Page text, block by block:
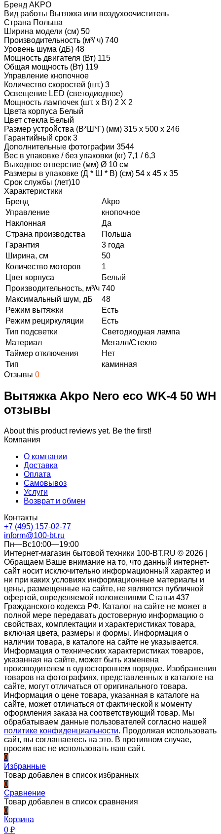
Бренд AKPO
Вид работы Вытяжка или воздухоочиститель
Страна Польша
Ширина модели (см) 50
Производительность (м³/ ч) 740
Уровень шума (дБ) 48
Мощность двигателя (Вт) 115
Общая мощность (Вт) 119
Управление кнопочное
Количество скоростей (шт.) 3
Освещение LED (светодиодное)
Мощность лампочек (шт. х Вт) 2 Х 2
Цвета корпуса Белый
Цвет стекла Белый
Размер устройства (В*Ш*Г) (мм) 315 x 500 x 246
Гарантийный срок 3
Дополнительные фотографии 3544
Вес в упаковке / без упаковки (кг) 7,1 / 6,3
Выходное отверстие (мм) Ø 10 см
Размеры в упаковке (Д * Ш * В) (см) 54 х 45 х 35
Срок службы (лет)10
Характеристики
Бренд
Akpo
Управление
кнопочное
Наклонная
Да
Страна производства
Польша
Гарантия
3 года
Ширина, см
50
Количество моторов
1
Цвет корпуса
Белый
Производительность, м³/ч 740
Максимальный шум, дБ
48
Режим вытяжки
Есть
Режим рециркуляции
Есть
Тип подсветки
Светодиодная лампа
Материал
Металл/Стекло
Таймер отключения
Нет
Тип
каминная
Отзывы 0
Вытяжка Akpo Nero eco WK-4 50 WH
отзывы
About this product reviews yet. Be the first!
Компания
О компании
Доставка
Оплата
Самовывоз
Услуги
Возврат и обмен
Контакты
+7 (495) 157-02-77
inform@100-bt.ru
Пн—Вс10:00—19:00
Интернет-магазин бытовой техники 100-BT.RU © 2026 |
Обращаем Ваше внимание на то, что данный интернет-
сайт носит исключительно информационный характер и
ни при каких условиях информационные материалы и
цены, размещенные на сайте, не являются публичной
офертой, определяемой положениями Статьи 437
Гражданского кодекса РФ. Каталог на сайте не может в
полной мере передавать достоверную информацию о
свойствах, комплектации и характеристиках товара,
включая цвета, размеры и формы. Информация о
наличии товара, в каталоге на сайте не указывается.
Информация о технических характеристиках товаров,
указанная на сайте, может быть изменена
производителем в одностороннем порядке. Изображения
товаров на фотографиях, представленных в каталоге на
сайте, могут отличаться от оригинального товара.
Информация о цене товара, указанная в каталоге на
сайте, может отличаться от фактической к моменту
оформления заказа на соответствующий товар. Мы
обрабатываем данные пользователей согласно нашей
политике конфиденциальности. Продолжая использовать
сайт, вы соглашаетесь на это. В противном случае,
просим вас не использовать наш сайт.
0
Избранные
Товар добавлен в список избранных
0
Сравнение
Товар добавлен в список сравнения
0
Корзина
0 ₽